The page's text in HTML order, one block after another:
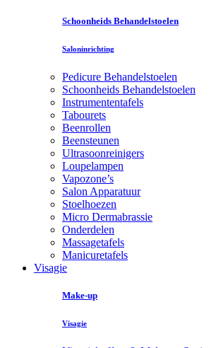
Schoonheids Behandelstoelen
Saloninrichting
Pedicure Behandelstoelen
Schoonheids Behandelstoelen
Instrumententafels
Tabourets
Beenrollen
Beensteunen
Ultrasoonreinigers
Loupelampen
Vapozone’s
Salon Apparatuur
Stoelhoezen
Micro Dermabrassie
Onderdelen
Massagetafels
Manicuretafels
Visagie
Make-up
Visagie